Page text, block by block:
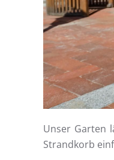
Unser Garten
Strandkorb